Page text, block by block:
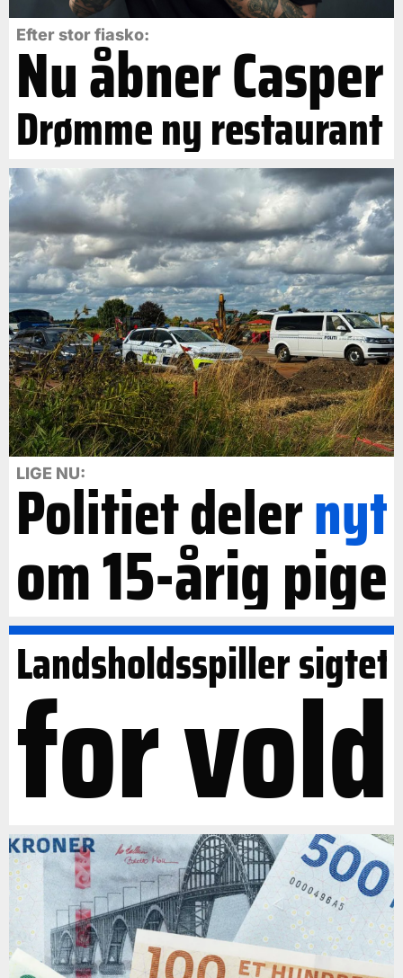
Efter stor fiasko:
Nu åbner Casper
Drømme ny restaurant
LIGE NU:
Politiet delernyt
om 15-årig pige
Landsholdsspiller sigtet
for vold